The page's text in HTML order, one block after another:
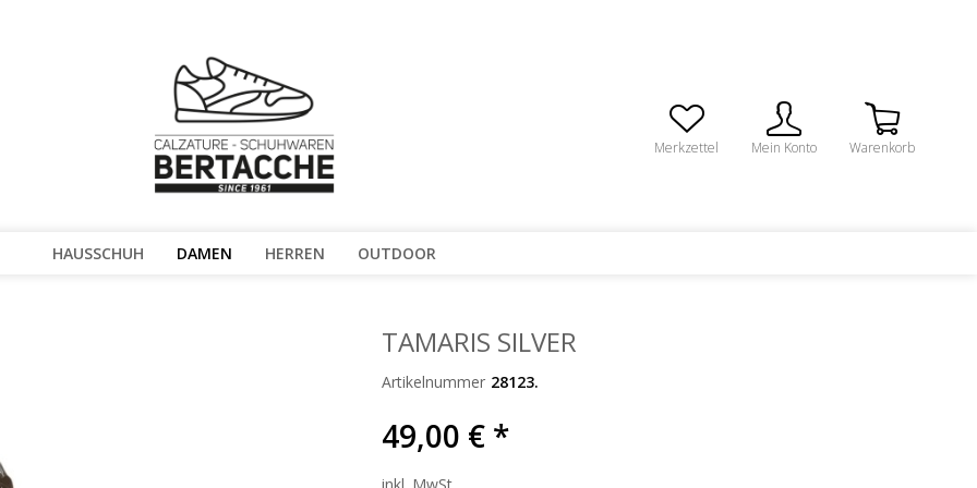
Merkzettel Mein Konto Warenkorb
HAUSSCHUH DAMEN HERREN OUTDOOR
TAMARIS SILVER
Artikelnummer 28123.
49,00 € *